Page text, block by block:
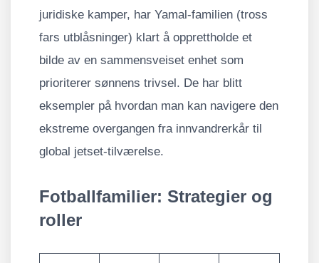
juridiske kamper, har Yamal-familien (tross
fars utblåsninger) klart å opprettholde et
bilde av en sammensveiset enhet som
prioriterer sønnens trivsel. De har blitt
eksempler på hvordan man kan navigere den
ekstreme overgangen fra innvandrerkår til
global jetset-tilværelse.
Fotballfamilier: Strategier og
roller